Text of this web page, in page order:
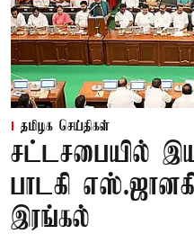
தமிழக செய்திகள்
சட்டசபையில்
பாடகி
இரங்கல்